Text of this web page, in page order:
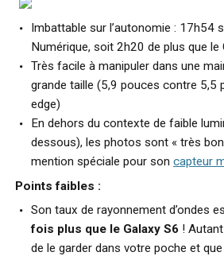
Imbattable sur l’autonomie : 17h54
Numérique, soit 2h20 de plus que le
Très facile à manipuler dans une
grande taille (5,9 pouces contre 5,5
edge)
En dehors du contexte de faible
dessous), les photos sont « très
mention spéciale pour son capteur
Points faibles :
Son taux de rayonnement d’ondes
fois plus que le Galaxy S6 !
de le garder dans votre poche et